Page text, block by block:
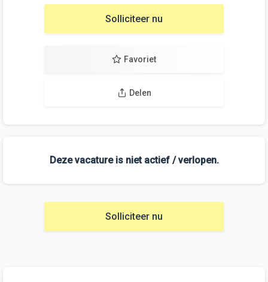
Solliciteer nu
Favoriet
Delen
Deze vacature is niet actief / verlopen.
Solliciteer nu